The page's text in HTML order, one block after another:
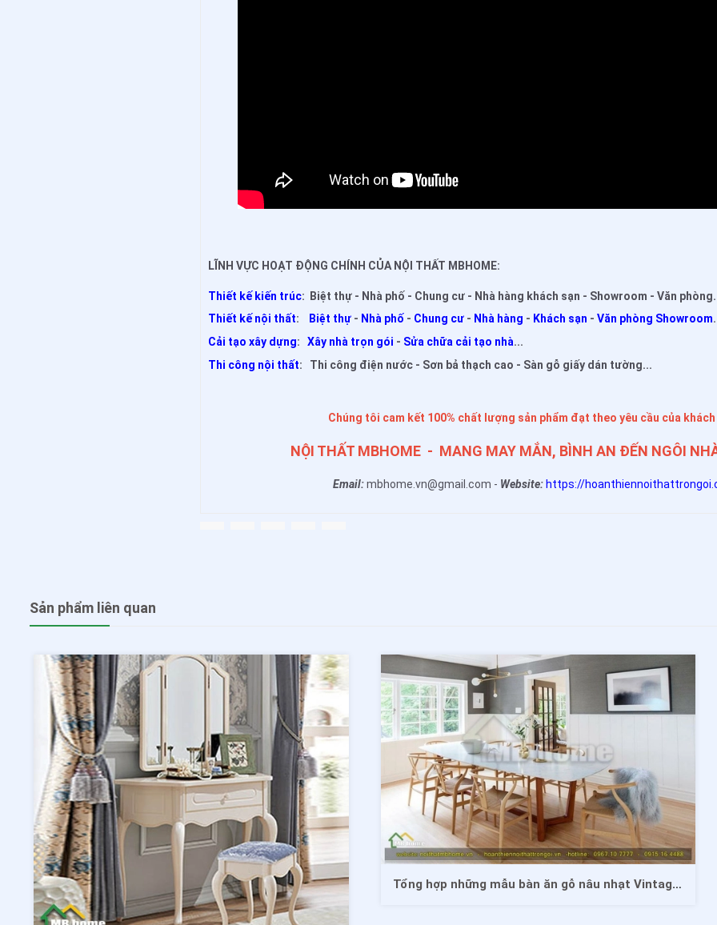
LĨNH VỰC HOẠT ĐỘNG CHÍNH CỦA NỘI THẤT MBHOME:
Thiết kế kiến trúc: Biệt thự - Nhà phố - Chung cư - Nhà hàng khách sạn - Showroom - Văn
Thiết kế nội thất: Biệt thự - Nhà phố - Chung cư - Nhà hàng - Khách sạn -Văn phòng Showroom
Cải tạo xây dựng:Xây nhà trọn gói - Sửa chữa cải tạo nhà...
Thi công nội thất: Thi công điện nước - Sơn bả thạch cao - Sàn gỗ giấy dán tường...
Chúng tôi cam kết 100% chất lượng sản phẩm đạt theo yêu cầu của
NỘI THẤT MBHOME - MANG MAY MẮN, BÌNH AN ĐẾN NGÔI
Email:mbhome.vn@gmail.com - Website: https://
Sản phẩm liên quan
Tổng hợp những mẫu bàn ăn gỗ nâu nhạt Vintage Hàn Quốc